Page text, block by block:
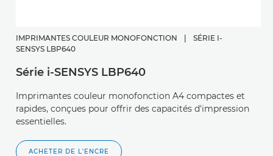
IMPRIMANTES COULEUR MONOFONCTION
SÉRIE I-
SENSYS LBP640
Série i-SENSYS LBP640
Imprimantes couleur monofonction A4 compactes et
rapides, conçues pour offrir des capacités d'impression
essentielles.
ACHETER DE L'ENCRE